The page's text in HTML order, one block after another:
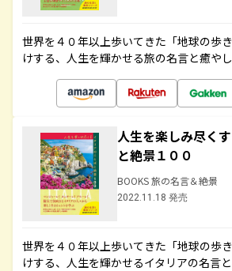
世界を４０年以上歩いてきた「地球の歩
けする、人生を輝かせる旅の名言と癒や
人生を楽しみ尽く
と絶景１００
BOOKS 旅の名言＆絶景
2022.11.18 発売
世界を４０年以上歩いてきた「地球の歩
けする、人生を輝かせるイタリアの名言